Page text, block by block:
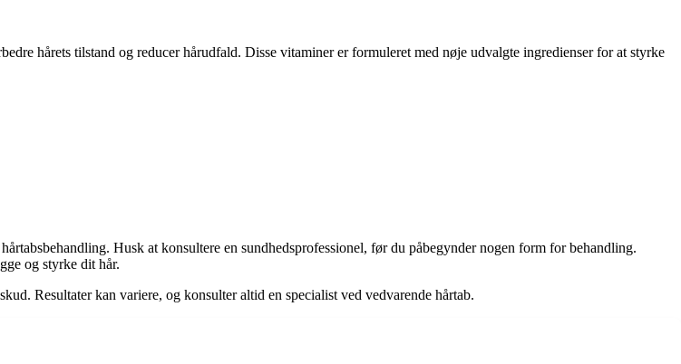
hårets tilstand og reducer hårudfald. Disse vitaminer er formuleret med nøje udvalgte ingredienser for at styrke
Husk at konsultere en sundhedsprofessionel, før du påbegynder nogen form for behandling.
og styrke dit hår.
Resultater kan variere, og konsulter altid en specialist ved vedvarende hårtab.